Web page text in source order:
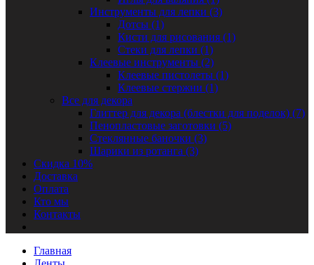
Инструменты для лепки (3)
Дотсы (1)
Кисти для рисования (1)
Стеки для лепки (1)
Клеевые инструменты (2)
Клеевые пистолеты (1)
Клеевые стержни (1)
Все для декора
Глиттер для декора (блестки для поделок) (7)
Пенопластовые заготовки (5)
Стеклянные баночки (3)
Шарики из ротанга (3)
Скидка 10%
Доставка
Оплата
Кто мы
Контакты
Главная